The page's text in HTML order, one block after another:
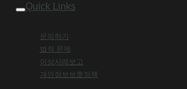
Quick Links
문의하기
법적 문제
이상사례보고
개인정보보호정책